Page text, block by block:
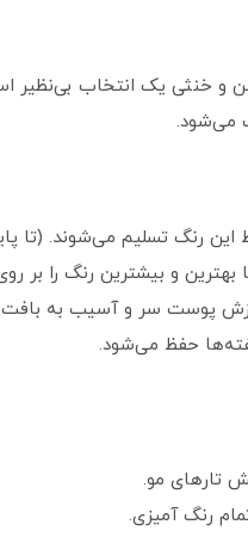
و خنثی یک انتخاب بی‌نظیر
می‌شود.
و بیشترین رنگ را بر
سوزش پوست سر و آسیب به
حفظ می‌شود.
رنگ‌ آمیزی.